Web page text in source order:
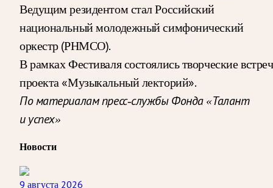
Ведущим резидентом стал Российский
национальный молодежный симфонический
оркестр (РНМСО).
В рамках Фестиваля состоялись творческие
проекта «Музыкальный лекторий».
По материалам пресс-службы Фонда «Талант
и успех»
Новости
9 августа 2026